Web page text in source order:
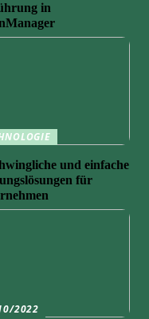
in
und einfache
für
2022